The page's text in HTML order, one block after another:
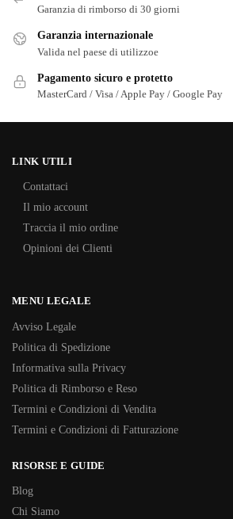
Garanzia di rimborso di 30 giorni
Garanzia internazionale
Valida nel paese di utilizzoe
Pagamento sicuro e protetto
MasterCard / Visa / Apple Pay / Google Pay
LINK UTILI
Contattaci
Il mio account
Traccia il mio ordine
Opinioni dei Clienti
MENU LEGALE
Avviso Legale
Politica di Spedizione
Informativa sulla Privacy
Politica di Rimborso e Reso
Termini e Condizioni di Vendita
Termini e Condizioni di Fatturazione
RISORSE E GUIDE
Blog
Chi Siamo